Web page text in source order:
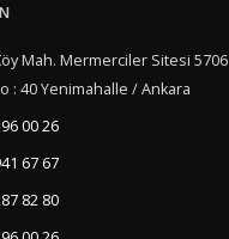
Mah. Mermerciler Sitesi 5706
: 40 Yenimahalle / Ankara
00 26
67 67
82 80